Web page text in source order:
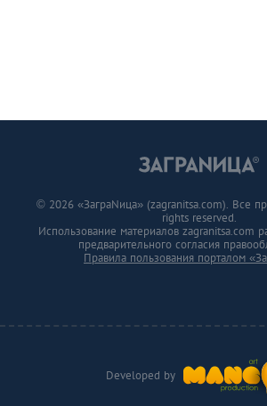
Developed by
© 2026 «ЗаграNица» (zagranitsa.com). Все
rights reserved.
Использование материалов zagranitsa.com
предварительного согласия
Правила пользования порталом